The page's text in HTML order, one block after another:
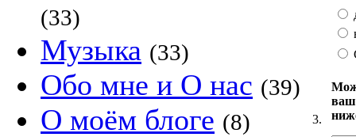
(33)
Музыка (33)
Обо мне и О нас (39)
О моём блоге (8) 3.